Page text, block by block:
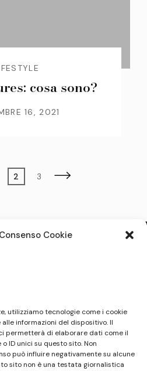
Cookie
utilizziamo tecnologie come i cookie
informazioni del dispositivo. Il
permetterà di elaborare dati come il
ID unici su questo sito. Non
può influire negativamente su alcune
sito non è una testata giornalistica
cosa sono?
16, 2021
Page
2 Page
3
essendo aggiornato
la reperibilità dei materiali.
considerato in alcun modo
sensi della L. n. 62 del